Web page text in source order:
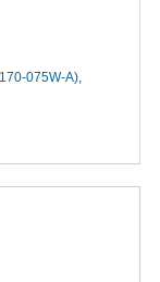
075W-A),